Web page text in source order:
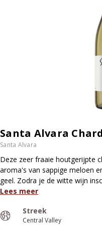
Santa Alvara
Santa Alvara
Deze zeer fraaie houtgerijpte
aroma's van sappige meloen
geel. Zodra je de witte wijn
Lees meer
Streek
Central Valley